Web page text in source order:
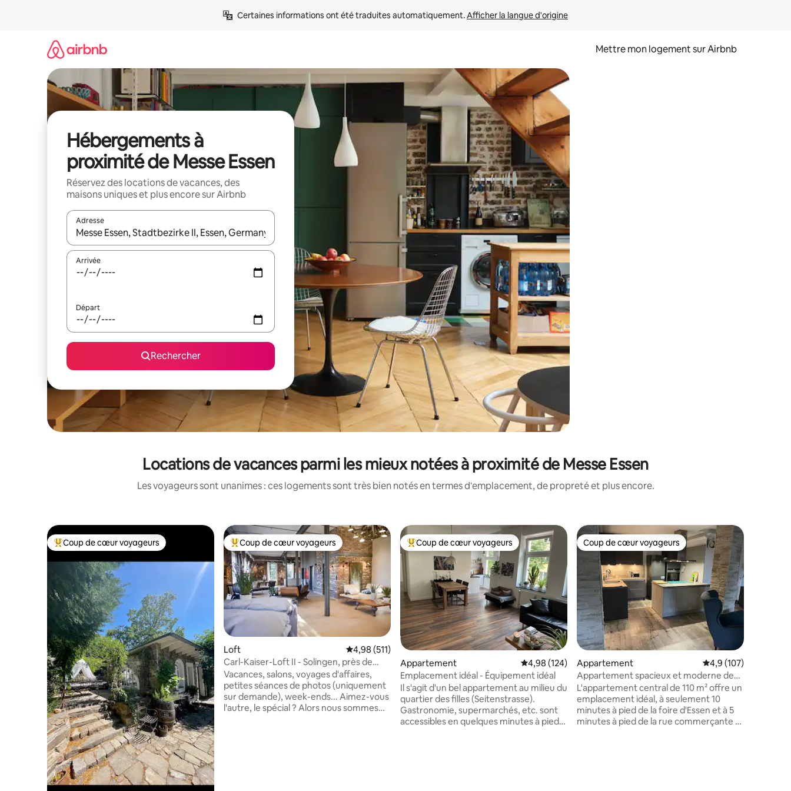
Certaines informations ont été traduites automatiquement. Afficher la langue d'origine
Mettre mon logement sur Airbnb
Hébergements à
proximité de Messe Essen
Réservez des locations de vacances, des
maisons uniques et plus encore sur Airbnb
Adresse
Lorsque les résultats s'affichent, utilisez les flèches vers le haut et vers le bas pour les parcourir ou en appuyant et en faisant glisser.
Arrivée
Départ
Rechercher
Locations de vacances parmi les mieux notées à proximité de Messe Essen
Les voyageurs sont unanimes : ces logements sont très bien notés en termes d'emplacement, de propreté et plus encore.
Coups de cœur voyageurs les plus appréciés
Coup de cœur voyageurs Coups de cœur voyageurs les plus appréciés
Coup de cœur voyageurs
Loft Évaluation moyenne sur la base de 511 commentaires : 4,98 sur 5
4,98 (511)
Carl-Kaiser-Loft II - Solingen, près de
Ddorf, Cologne
Vacances, salons, voyages d'affaires,
petites séances de photos (uniquement
sur demande), week-ends... Aimez-vous
l'autre, le spécial ? Alors nous sommes
Coups de cœur voyageurs les plus appréciés
Coup de cœur voyageurs
Appartement Évaluation moyenne sur la base de 124 commentaires : 4,98 sur 5
4,98 (124)
Emplacement idéal - Équipement idéal
Il s'agit d'un bel appartement au milieu du
quartier des filles (Seitenstrasse).
Gastronomie, supermarchés, etc. sont
accessibles en quelques minutes à pied.
Coup de cœur voyageurs
Coup de cœur voyageurs
Appartement Évaluation moyenne
4,9 (107)
Appartement spacieux et moderne de
110 m² près de la foire d'Essen
L'appartement central de 110 m² offre un
emplacement idéal, à seulement 10
minutes à pied de la foire d'Essen et à 5
minutes à pied de la rue commerçante et